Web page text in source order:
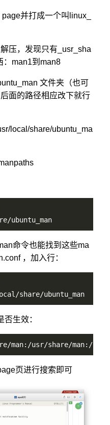
并打成一个叫linux_
压，发现只有_usr_sha
：man1到man8
文件夹（也可
面的路径相应改下就行
local/share/ubuntu_ma
ubuntu_man
命令也能找到这些ma
，加入行：
share/ubuntu_man
生效：
man:/usr/share/man:/usr/
页进行搜索即可